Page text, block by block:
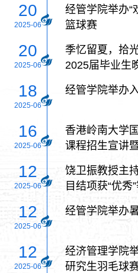
20
2025-06
经管学院举办“
篮球赛
20
2025-06
季忆留夏，拾
2025届毕业生
18
2025-06
经管学院举办
16
2025-06
香港岭南大学
课程招生宣讲
12
2025-06
饶卫振教授主
目结项获“优秀
12
2025-06
经管学院举办
12
2025-06
经济管理学院
研究生羽毛球